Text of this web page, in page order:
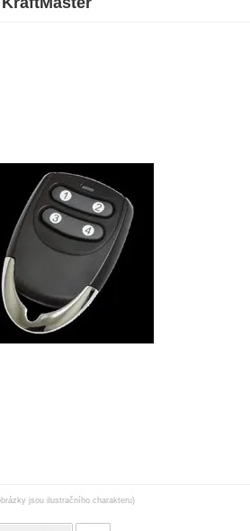
jsou ilustračního charakteru)